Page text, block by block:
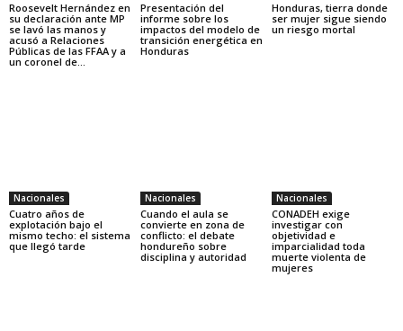
Roosevelt Hernández en
su declaración ante MP
se lavó las manos y
acusó a Relaciones
Públicas de las FFAA y a
un coronel de...
Presentación del
informe sobre los
impactos del modelo de
transición energética en
Honduras
Honduras, tierra donde
ser mujer sigue siendo
un riesgo mortal
Nacionales
Cuatro años de
explotación bajo el
mismo techo: el sistema
que llegó tarde
Nacionales
Cuando el aula se
convierte en zona de
conflicto: el debate
hondureño sobre
disciplina y autoridad
Nacionales
CONADEH exige
investigar con
objetividad e
imparcialidad toda
muerte violenta de
mujeres